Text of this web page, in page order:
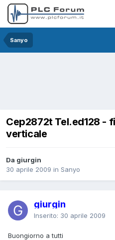
Sanyo
Cep2872t Tel.ed128 -
verticale
Da giurgin
30 aprile 2009 in Sanyo
giurgin
Inserito: 30 aprile 2009
Buongiorno a tutti